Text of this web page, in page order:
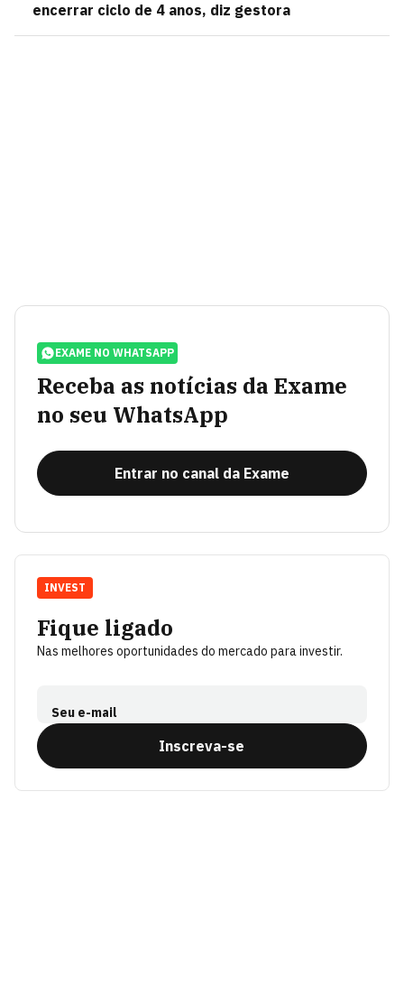
encerrar ciclo de 4 anos, diz gestora
EXAME NO WHATSAPP
Receba as notícias da Exame
no seu WhatsApp
Entrar no canal da Exame
Fique ligado
Nas melhores oportunidades do mercado para investir.
Seu e-mail
Inscreva-se
INVEST